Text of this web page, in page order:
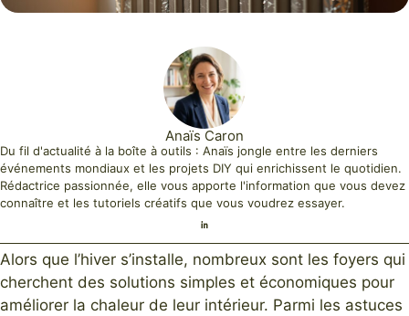
Anaïs Caron
Du fil d'actualité à la boîte à outils : Anaïs jongle entre les derniers
événements mondiaux et les projets DIY qui enrichissent le quotidien.
Rédactrice passionnée, elle vous apporte l'information que vous devez
connaître et les tutoriels créatifs que vous voudrez essayer.
Alors que l’hiver s’installe, nombreux sont les foyers qui
cherchent des solutions simples et économiques pour
améliorer la chaleur de leur intérieur. Parmi les astuces